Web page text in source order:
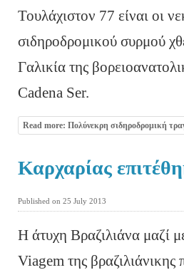
Τουλάχιστον 77 είναι οι
σιδηροδρομικού συρμού
Γαλικία της
Cadena Ser.
Read more: Πολύνεκρη σιδηροδρομική
Καρχαρίας
Published on 25 July 2013
Η άτυχη Βραζιλιάνα μαζί
Viagem της